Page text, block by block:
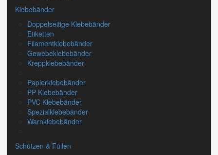
Klebebänder
Doppelseitige Klebebänder
Etiketten
Filamentklebebänder
Gewebeklebebänder
Kreppklebebänder
Papierklebebänder
PP Klebebänder
PVC Klebebänder
Spezialklebebänder
Warnklebebänder
Schützen & Füllen